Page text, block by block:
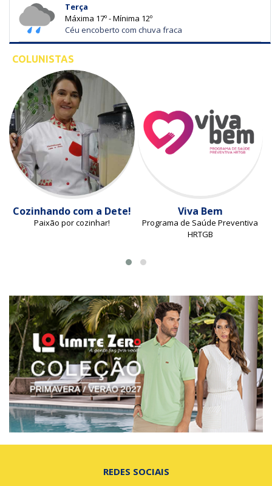
Terça
Máxima 17º - Mínima 12º
Céu encoberto com chuva fraca
COLUNISTAS
Cozinhando com a Dete!
Paixão por cozinhar!
Viva Bem
Programa de Saúde Preventiva
HRTGB
REDES SOCIAIS